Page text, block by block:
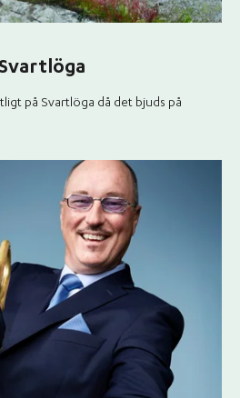
på Svartlöga då det bjuds på